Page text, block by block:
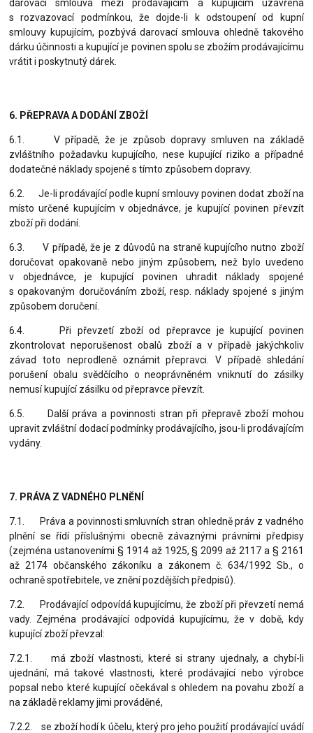
darovací smlouva mezi prodávajícím a kupujícím uzavřena
s rozvazovací podmínkou, že dojde-li k odstoupení od kupní
smlouvy kupujícím, pozbývá darovací smlouva ohledně takového
dárku účinnosti a kupující je povinen spolu se zbožím prodávajícímu
vrátit i poskytnutý dárek.
6. PŘEPRAVA A DODÁNÍ ZBOŽÍ
6.1. V případě, že je způsob dopravy smluven na základě
zvláštního požadavku kupujícího, nese kupující riziko a případné
dodatečné náklady spojené s tímto způsobem dopravy.
6.2. Je-li prodávající podle kupní smlouvy povinen dodat zboží na
místo určené kupujícím v objednávce, je kupující povinen převzít
zboží při dodání.
6.3. V případě, že je z důvodů na straně kupujícího nutno zboží
doručovat opakovaně nebo jiným způsobem, než bylo uvedeno
v objednávce, je kupující povinen uhradit náklady spojené
s opakovaným doručováním zboží, resp. náklady spojené s jiným
způsobem doručení.
6.4. Při převzetí zboží od přepravce je kupující povinen
zkontrolovat neporušenost obalů zboží a v případě jakýchkoliv
závad toto neprodleně oznámit přepravci. V případě shledání
porušení obalu svědčícího o neoprávněném vniknutí do zásilky
nemusí kupující zásilku od přepravce převzít.
6.5. Další práva a povinnosti stran při přepravě zboží mohou
upravit zvláštní dodací podmínky prodávajícího, jsou-li prodávajícím
vydány.
7. PRÁVA Z VADNÉHO PLNĚNÍ
7.1. Práva a povinnosti smluvních stran ohledně práv z vadného
plnění se řídí příslušnými obecně závaznými právními předpisy
(zejména ustanoveními § 1914 až 1925, § 2099 až 2117 a § 2161
až 2174 občanského zákoníku a zákonem č. 634/1992 Sb., o
ochraně spotřebitele, ve znění pozdějších předpisů).
7.2. Prodávající odpovídá kupujícímu, že zboží při převzetí nemá
vady. Zejména prodávající odpovídá kupujícímu, že v době, kdy
kupující zboží převzal:
7.2.1. má zboží vlastnosti, které si strany ujednaly, a chybí-li
ujednání, má takové vlastnosti, které prodávající nebo výrobce
popsal nebo které kupující očekával s ohledem na povahu zboží a
na základě reklamy jimi prováděné,
7.2.2. se zboží hodí k účelu, který pro jeho použití prodávající uvádí